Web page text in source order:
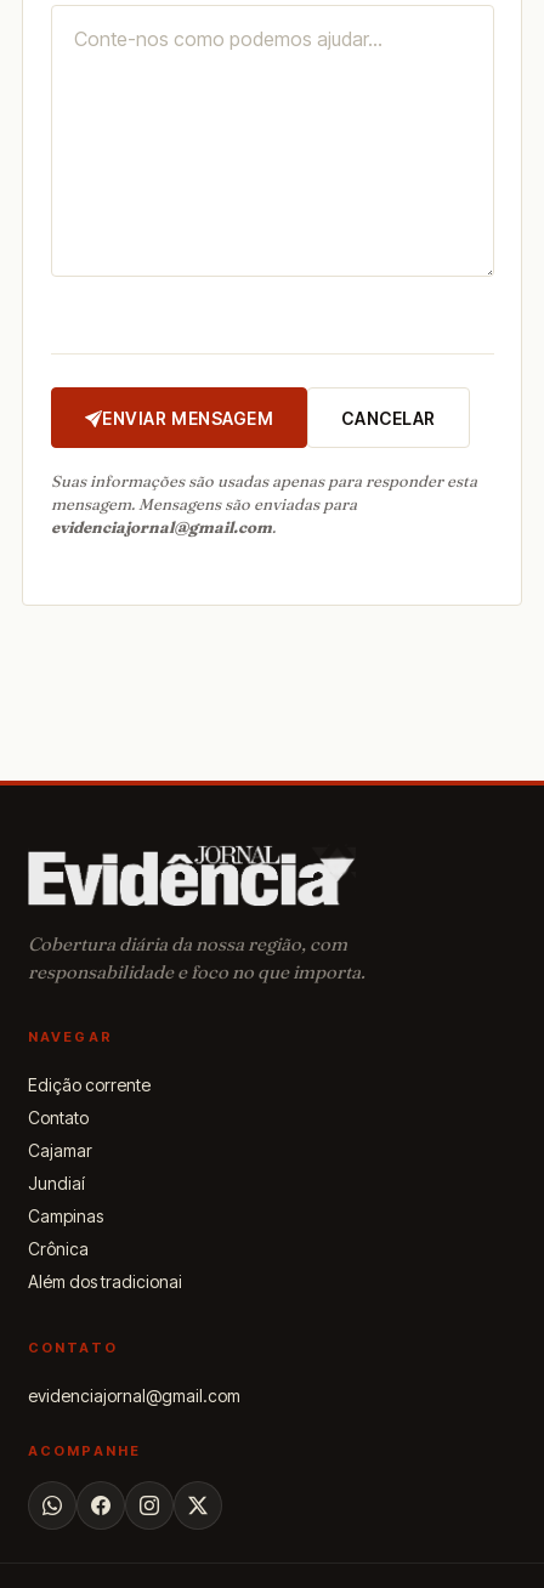
ENVIAR MENSAGEM CANCELAR
Suas informações são usadas apenas para responder esta
mensagem. Mensagens são enviadas para
evidenciajornal@gmail.com.
Cobertura diária da nossa região, com
responsabilidade e foco no que importa.
NAVEGAR
Edição corrente
Contato
Cajamar
Jundiaí
Campinas
Crônica
Além dos tradicionai
CONTATO
evidenciajornal@gmail.com
ACOMPANHE